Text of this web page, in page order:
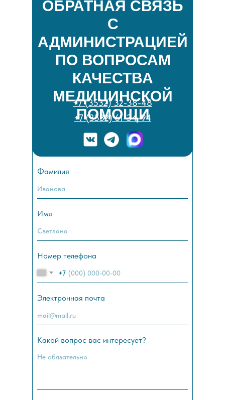
ОБРАТНАЯ СВЯЗЬ
С
АДМИНИСТРАЦИЕЙ
ПО ВОПРОСАМ
КАЧЕСТВА
МЕДИЦИНСКОЙ
ПОМОЩИ
+7 (3532) 32-38-48
+7 (3532) 61-34-94
Фамилия
Имя
Номер телефона
+7
Электронная почта
Какой вопрос вас интересует?